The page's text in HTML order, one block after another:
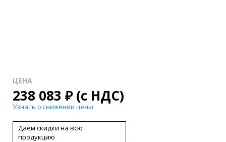
ЦЕНА
238 083 ₽(с НДС)
Узнать о снижении цены
Даём скидки на всю
продукцию